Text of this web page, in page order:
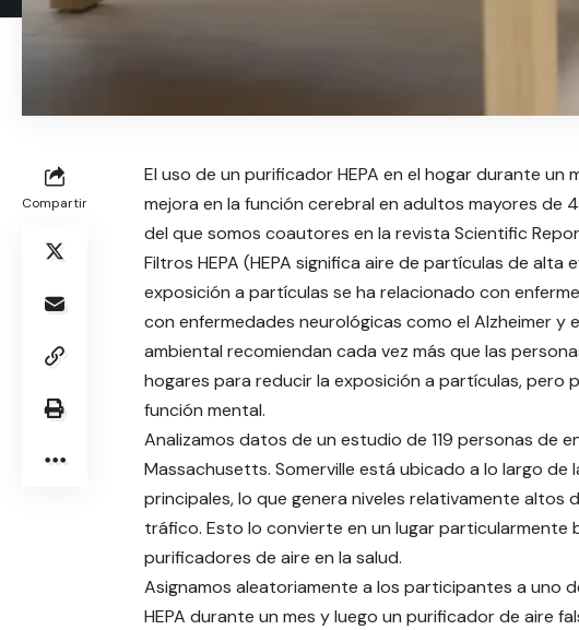
Compartir
El uso de un purificador HEPA en el hogar durante
mejora en la función cerebral en adultos mayores de
del que somos coautores en la revista Scientific
Filtros HEPA (HEPA significa aire de partículas de alta
exposición a partículas se ha relacionado con
con enfermedades neurológicas como el Alzheimer y
ambiental recomiendan cada vez más que las
hogares para reducir la exposición a partículas, pero
función mental.
Analizamos datos de un estudio de 119 personas de
Massachusetts. Somerville está ubicado a lo largo
principales, lo que genera niveles relativamente altos
tráfico. Esto lo convierte en un lugar
purificadores de aire en la salud.
Asignamos aleatoriamente a los participantes a uno
HEPA durante un mes y luego un purificador de aire